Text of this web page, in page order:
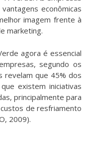
econômicas
imagem frente à
marketing.
agora é essencial
segundo os
revelam que 45% dos
existem iniciativas
principalmente para
de resfriamento
2009).